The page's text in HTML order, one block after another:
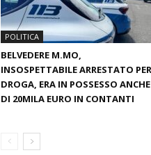
POLITICA
BELVEDERE M.MO,
INSOSPETTABILE ARRESTATO PER
DROGA, ERA IN POSSESSO ANCHE
DI 20MILA EURO IN CONTANTI